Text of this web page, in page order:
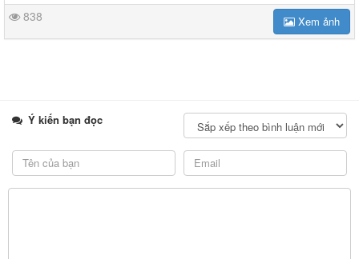
838 Xem ảnh
Ý kiến bạn đọc